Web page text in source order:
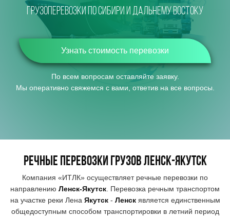
ГРУЗОПЕРЕВОЗки по Сибири и Дальнему Востоку
Узнать стоимость перевозки
По всем вопросам оставляйте заявку.
Мы оперативно свяжемся с вами, ответив на все вопросы.
РЕЧНЫЕ ПЕРЕВОЗКИ ГРУЗОВЛЕНСК-ЯКУТСК
Компания «ИТЛК» осуществляет речные перевозки по
направлению Ленск-Якутск . Перевозка речным транспортом
на участке реки Лена Якутск- Ленскявляется единственным
общедоступным способом транспортировки в летний период